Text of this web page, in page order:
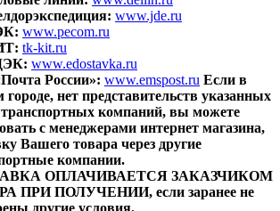
www.jde.ru
www.pecom.ru
tk-kit.ru
www.edostavka.ru
России»: www.emspost.ru Если в
нет представительств указанных
компаний, вы можете
с менеджерами интернет магазина,
Вашего товара через другие
компании.
ОПЛАЧИВАЕТСЯ ЗАКАЗЧИКОМ
ПРИ ПОЛУЧЕНИИ, если заранее не
другие условия.